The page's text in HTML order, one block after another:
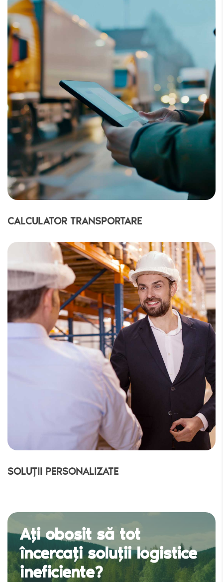
CALCULATOR TRANSPORTARE
SOLUȚII PERSONALIZATE
Ați obosit să tot
încercați soluții logistice
ineficiente?
Solicită ofertă
Adresa de e-mail
Număr de telefon
Numele companiei
Sunt de acord cu Termenii și condițiile șiPolitica de
confedențialitate
Transmite